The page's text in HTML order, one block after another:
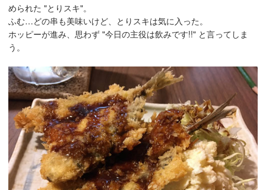
められた "とりスキ"。
ふむ…どの串も美味いけど、とりスキは気に入った。
ホッピーが進み、思わず "今日の主役は飲みです!!" と言ってしま
う。